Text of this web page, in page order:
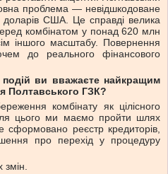
проблема — невідшкодоване
США. Це справді велика
комбінатом у понад 620 млн
іншого масштабу. Повернення
до реального фінансового
ви вважаєте найкращим
Полтавського ГЗК?
комбінату як цілісного
цього ми маємо пройти шлях
сформовано реєстр кредиторів,
про перехід у процедуру
змін.